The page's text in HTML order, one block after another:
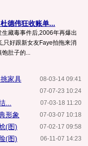
德伟狂收账单...
藏毒事件后,2006年再爆出
只好跟新女友Faye拍拖来消
饱肚子的...
08-03-14 09:41
家具
07-07-23 10:24
07-03-18 11:20
...
07-03-07 10:18
形象
07-02-17 09:58
(图)
06-11-07 14:23
(图)